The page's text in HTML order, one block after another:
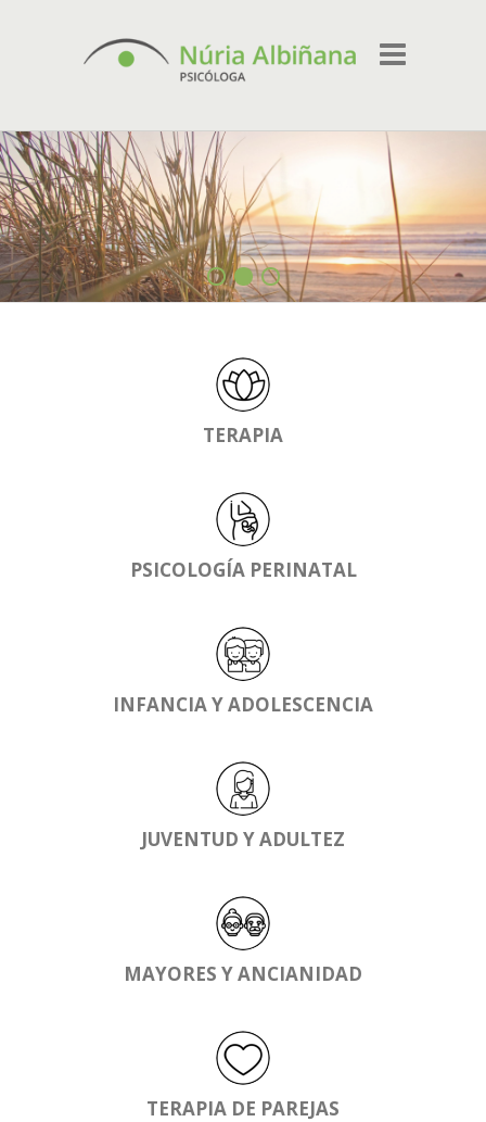
1 2 3
TERAPIA
PSICOLOGÍA PERINATAL
INFANCIA Y ADOLESCENCIA
JUVENTUD Y ADULTEZ
MAYORES Y ANCIANIDAD
TERAPIA DE PAREJAS